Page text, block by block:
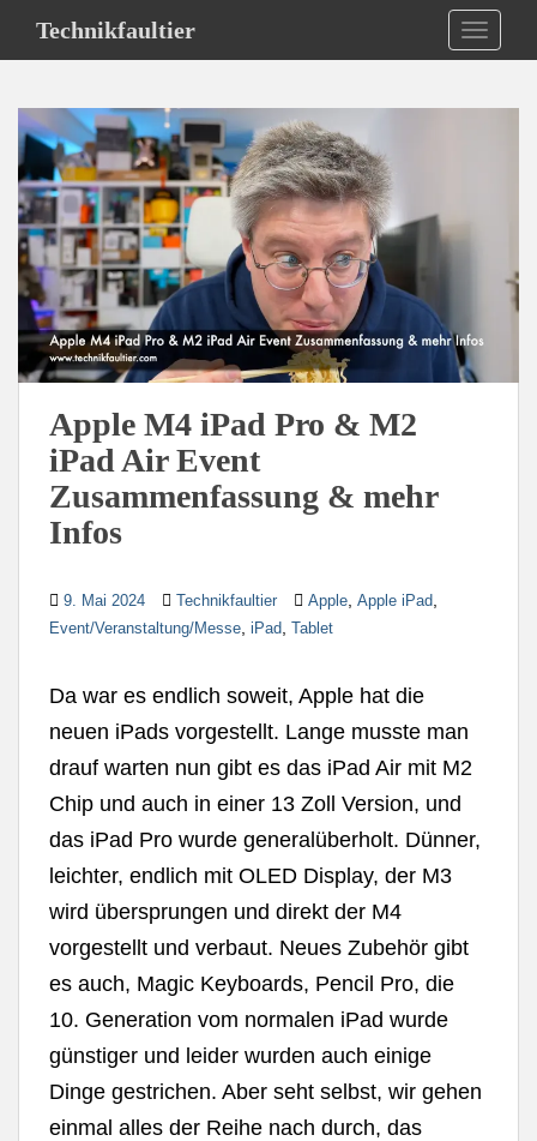
Technikfaultier
Apple M4 iPad Pro & M2
iPad Air Event
Zusammenfassung & mehr
Infos
9. Mai 2024 Technikfaultier Apple Apple iPad
Event/Veranstaltung/Messe iPad Tablet
Da war es endlich soweit, Apple hat die
neuen iPads vorgestellt. Lange musste man
drauf warten nun gibt es das iPad Air mit M2
Chip und auch in einer 13 Zoll Version, und
das iPad Pro wurde generalüberholt. Dünner,
leichter, endlich mit OLED Display, der M3
wird übersprungen und direkt der M4
vorgestellt und verbaut. Neues Zubehör gibt
es auch, Magic Keyboards, Pencil Pro, die
10. Generation vom normalen iPad wurde
günstiger und leider wurden auch einige
Dinge gestrichen. Aber seht selbst, wir gehen
einmal alles der Reihe nach durch, das